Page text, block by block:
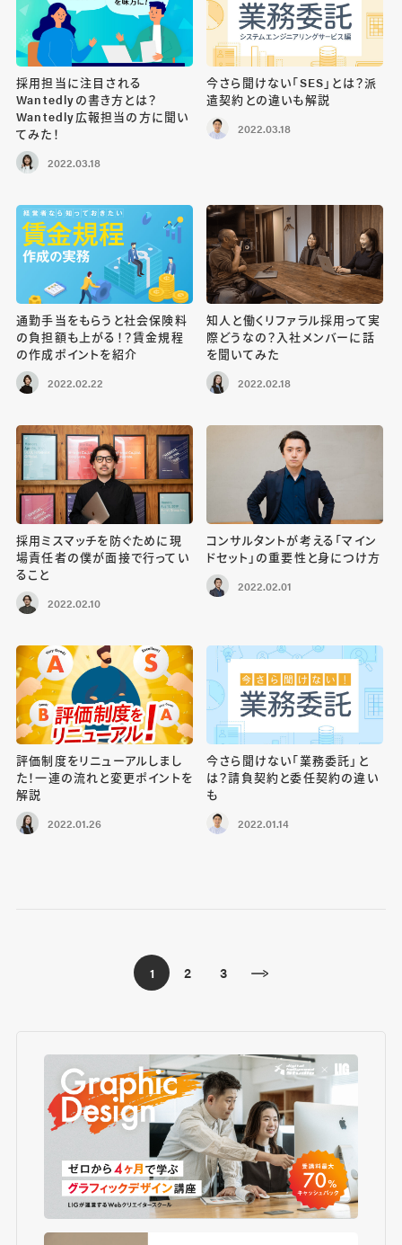
採用担当に注目される
Wantedlyの書き方とは？
Wantedly広報担当の方に聞い
てみた！
2022.03.18
今さら聞けない「SES」とは？派
遣契約との違いも解説
2022.03.18
通勤手当をもらうと社会保険料
の負担額も上がる！？賃金規程
の作成ポイントを紹介
2022.02.22
知人と働くリファラル採用って実
際どうなの？入社メンバーに話
を聞いてみた
2022.02.18
採用ミスマッチを防ぐために現
場責任者の僕が面接で行ってい
ること
2022.02.10
コンサルタントが考える「マイン
ドセット」の重要性と身につけ方
2022.02.01
評価制度をリニューアルしまし
た！一連の流れと変更ポイントを
解説
2022.01.26
今さら聞けない「業務委託」と
は？請負契約と委任契約の違い
も
2022.01.14
1 2 3